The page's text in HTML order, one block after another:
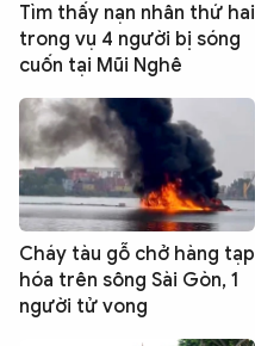
Tìm thấy nạn nhân thứ hai
trong vụ 4 người bị sóng
cuốn tại Mũi Nghê
Cháy tàu gỗ chở hàng tạp
hóa trên sông Sài Gòn, 1
người tử vong